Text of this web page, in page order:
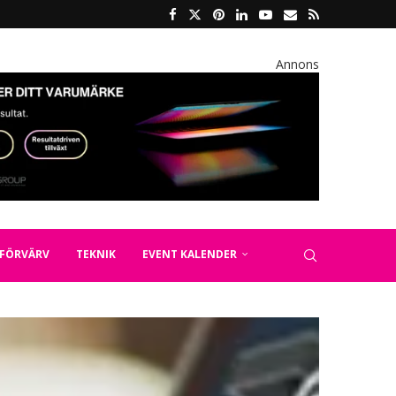
Annons
FÖRVÄRV TEKNIK EVENT KALENDER